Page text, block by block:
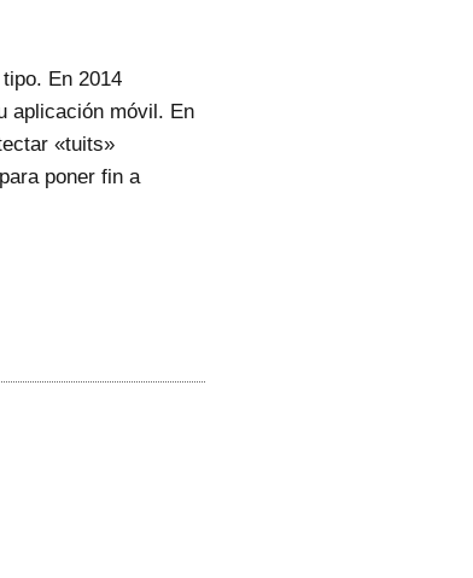
En 2014
aplicación móvil. En
«tuits»
poner fin a